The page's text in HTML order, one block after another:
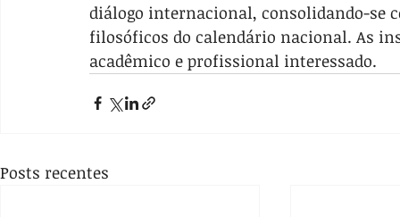
diálogo internacional, consolidando-se
filosóficos do calendário nacional. As
acadêmico e profissional interessado.
Posts recentes